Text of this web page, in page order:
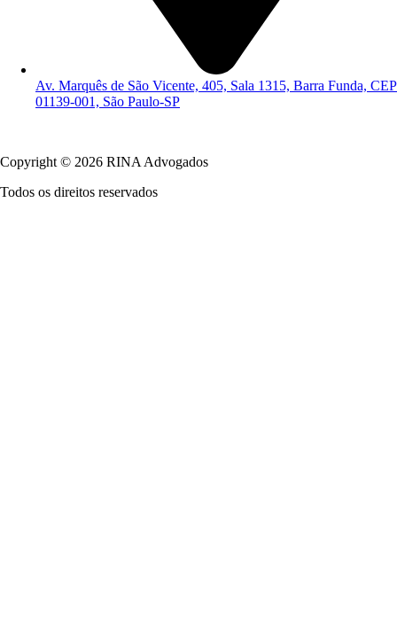
Av. Marquês de São Vicente, 405, Sala 1315, Barra Funda, CEP
01139-001, São Paulo-SP
Copyright © 2026 RINA Advogados
Todos os direitos reservados